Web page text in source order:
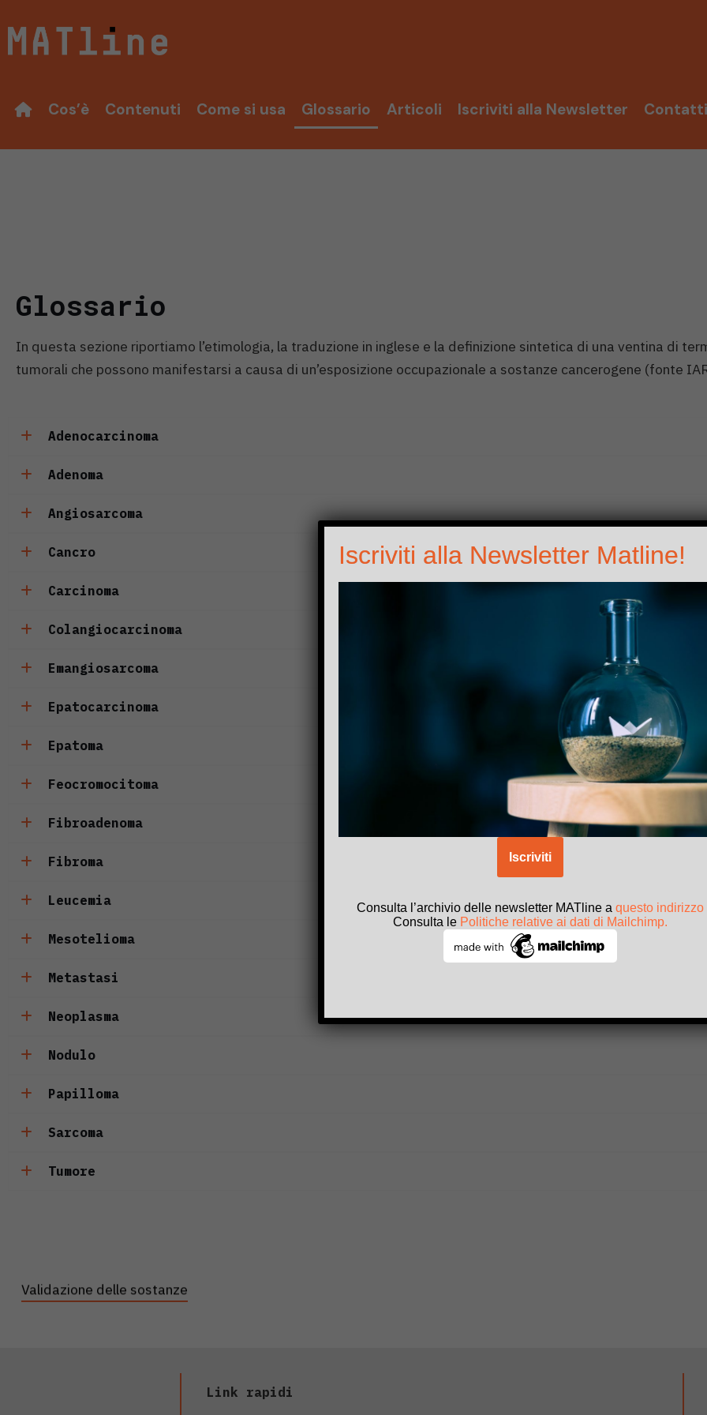
Vai
Cos’è Contenuti Come si usa Glossario Articoli Iscriviti alla Newsletter Contatti
Glossario
In questa sezione riportiamo l’etimologia, la traduzione in inglese e la definizione sintetica di una ventina di
tumorali che possono manifestarsi a causa di un’esposizione occupazionale a sostanze cancerogene (fonte
Adenocarcinoma
Adenoma
Angiosarcoma
Cancro
Carcinoma
Colangiocarcinoma
Emangiosarcoma
Epatocarcinoma
Epatoma
Feocromocitoma
Fibroadenoma
Fibroma
Leucemia
Mesotelioma
Metastasi
Neoplasma
Nodulo
Papilloma
Sarcoma
Tumore
Validazione delle sostanze
Link rapidi
Iscriviti alla Newsletter Matline!
Consulta l’archivio delle newsletter MATline aquesto indirizzo
Consulta le Politiche relative ai dati di Mailchimp.